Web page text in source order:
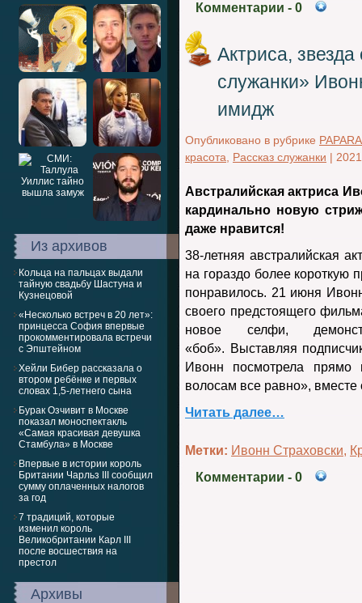
Из архивов
Кольца на пальцах выдали
тайную свадьбу Шастуна и
Кузнецовой
«Несколько встреч в 20 лет»:
принцесса София впервые
прокомментировала встречи
с Эпштейном
Хейли Бибер рассказала о
втором ребёнке и первых
словах 1,5-летнего сына
Бурак Озчивит в Москве
показал моноспектакль
«Самая красивая девушка
Стамбула» в Москве
Впервые в истории король
Британии Чарльз III сообщил
сумму оплаченных налогов
за год
7 традиций, которые
изменил король
Великобритании Карл III
после восшествия на
престол
Архивы
Комментарии - 0
Актриса,
служанки»
имидж
Опубликовано в рубрике
красота
Рассказ служанки |
Австралийская актриса
кардинально новую
даже нравится!
38-летняя австралийская
на гораздо более короткую
понравилось. 21 июня
своего предстоящего
новое селфи,
«боб». Выставляя
Ивонн посмотрела
волосам все равно», вместе
Читать далее…
Метки: Ивонн Страховски,
Комментарии - 0